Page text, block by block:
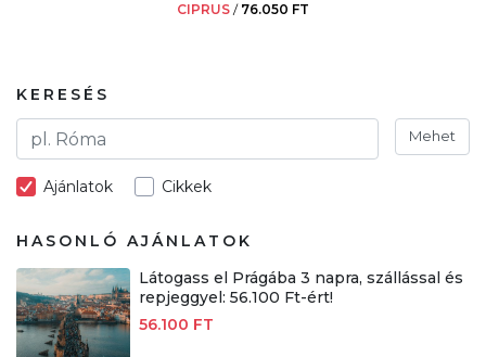
CIPRUS / 76.050 FT
KERESÉS
Mehet
Ajánlatok Cikkek
HASONLÓ AJÁNLATOK
Látogass el Prágába 3 napra, szállással és
repjeggyel: 56.100 Ft-ért!
56.100 FT